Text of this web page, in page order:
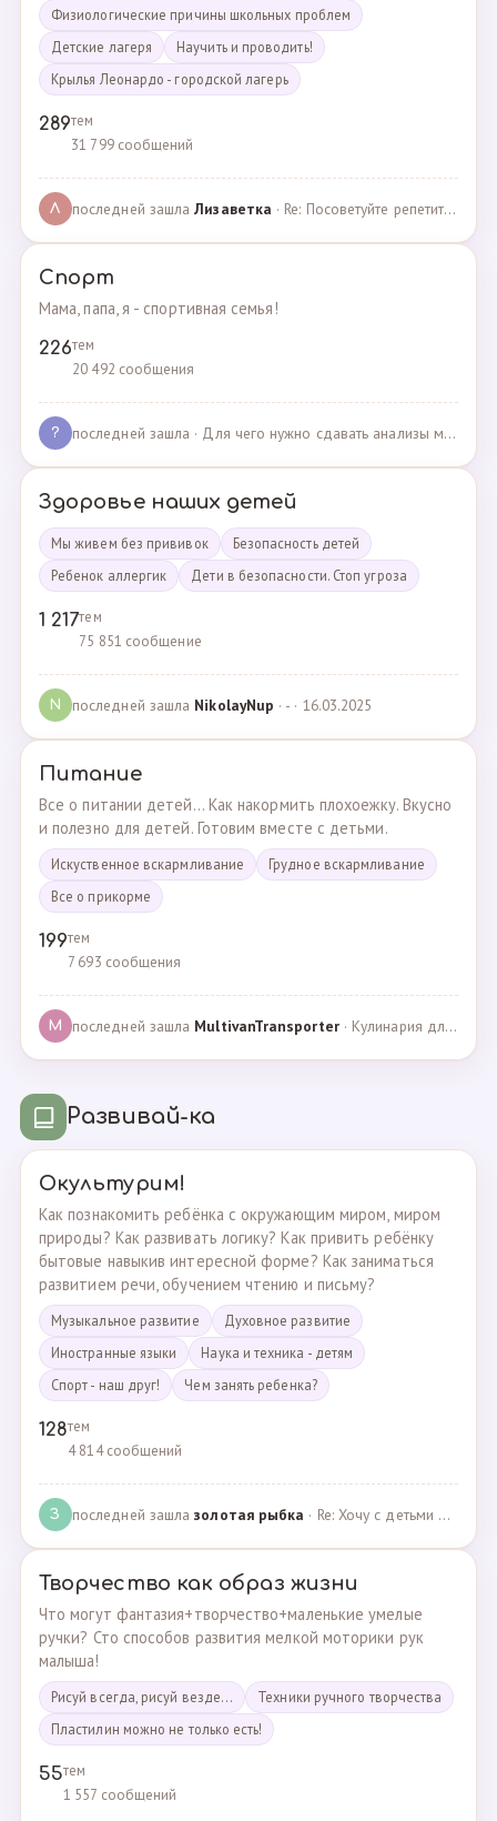
Физиологические причины школьных проблем
Детские лагеря
Научить и проводить!
Крылья Леонардо - городской лагерь
289тем
31 799 сообщений
Л последней зашлаЛизаветка · Re: Посоветуйте репетитора по английскому · 27.11.2024
Спорт
Мама, папа, я - спортивная семья!
226тем
20 492 сообщения
? последней зашла · Для чего нужно сдавать анализы мочи спортсменам? · 03.05.2025
Здоровье наших детей
Мы живем без прививок
Безопасность детей
Ребенок аллергик
Дети в безопасности. Стоп угроза
1 217тем
75 851 сообщение
N последней зашла NikolayNup · - · 16.03.2025
Питание
Все о питании детей... Как накормить плохоежку. Вкусно
и полезно для детей. Готовим вместе с детьми.
Искуственное вскармливание
Грудное вскармливание
Все о прикорме
199тем
7 693 сообщения
M последней зашла MultivanTransporter· Кулинария для более старших · 24.10.2024
Развивай-ка
Окультурим!
Как познакомить ребёнка с окружающим миром, миром
природы? Как развивать логику? Как привить ребёнку
бытовые навыкив интересной форме? Как заниматься
развитием речи, обучением чтению и письму?
Музыкальное развитие
Духовное развитие
Иностранные языки
Наука и техника - детям
Спорт - наш друг!
Чем занять ребенка?
128тем
4 814 сообщений
З последней зашлазолотая рыбка · Re: Хочу с детьми поехать на следующей неделе в Сан… · 19.05.2024
Творчество как образ жизни
Что могут фантазия+творчество+маленькие умелые
ручки? Сто способов развития мелкой моторики рук
малыша!
Рисуй всегда, рисуй везде...
Техники ручного творчества
Пластилин можно не только есть!
55тем
1 557 сообщений